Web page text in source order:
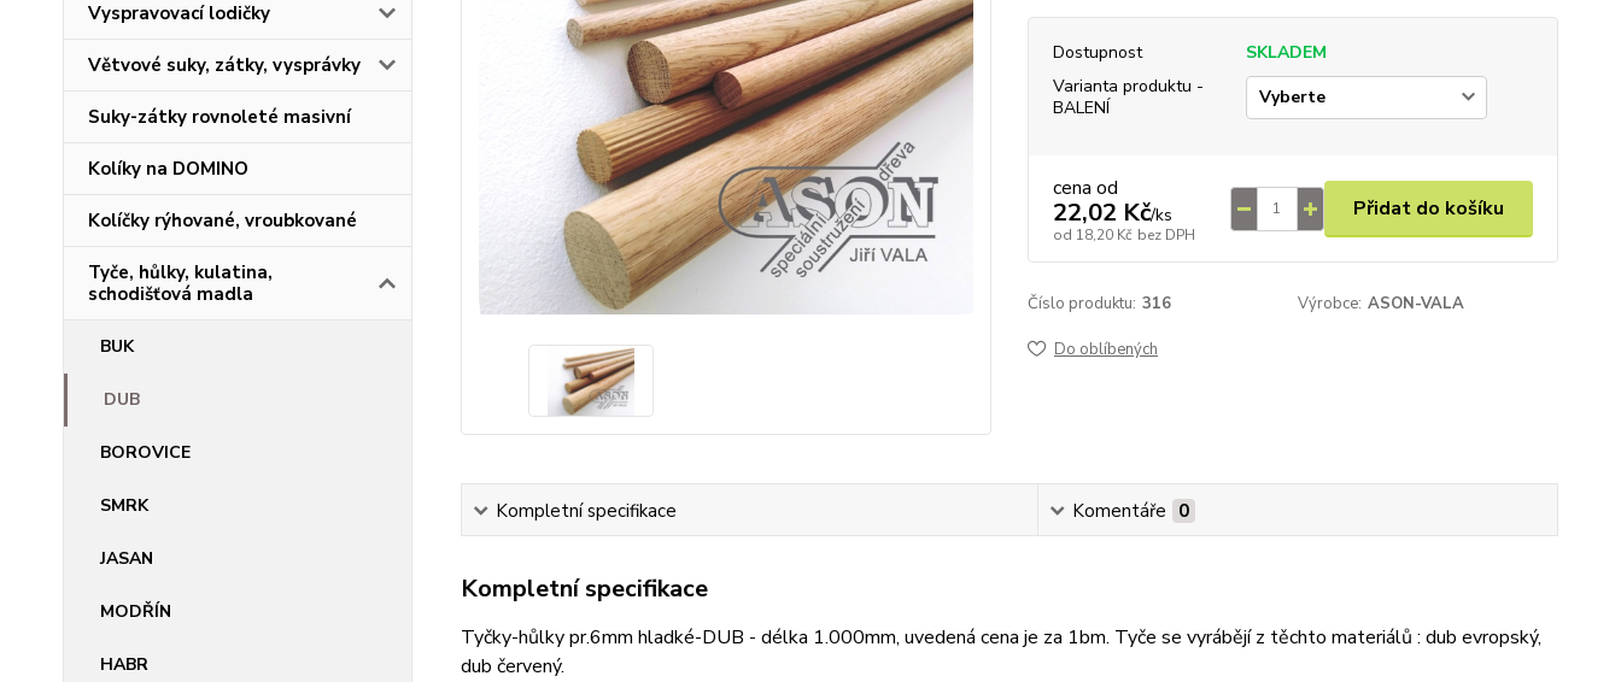
Vyspravovací lodičky
Větvové suky, zátky, vysprávky
Suky-zátky rovnoleté masivní
Kolíky na DOMINO
Kolíčky rýhované, vroubkované
Tyče, hůlky, kulatina,
schodišťová madla
BUK
DUB
BOROVICE
SMRK
JASAN
MODŘÍN
HABR
Dostupnost
SKLADEM
Varianta produktu -
BALENÍ
cena od
22,02 Kč/ks
od 18,20 Kč bez DPH
Přidat do košíku
Číslo produktu: 316 Výrobce: ASON-VALA
Do oblíbených
Kompletní specifikace Komentáře 0
Kompletní specifikace
Tyčky-hůlky pr.6mm hladké-DUB - délka 1.000mm, uvedená cena je za 1bm. Tyče se vyrábějí z těchto materiálů : dub evropský,
dub červený.